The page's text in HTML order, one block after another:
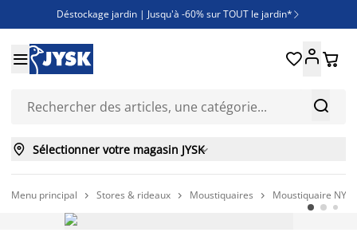
Déstockage jardin | Jusqu'à -60% sur TOUT le jardin* 
Jusqu'à -50% sur une sélection literie
Découvrez les nouveautés de la collection


 
 Sélectionner votre magasin JYSK
Menu principal  Stores & rideaux  Moustiquaires  Moustiquaire